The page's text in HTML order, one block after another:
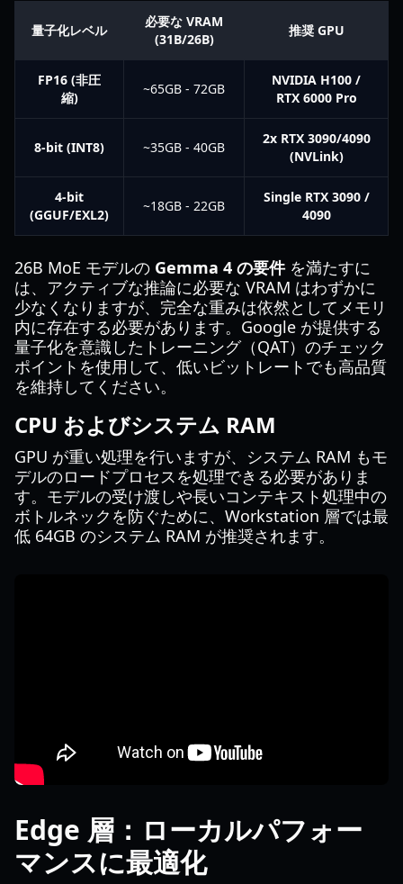
量子化レベル
必要な VRAM
(31B/26B)
推奨 GPU
FP16 (非圧
縮)
~65GB - 72GB
NVIDIA H100 /
RTX 6000 Pro
8-bit (INT8) ~35GB - 40GB
2x RTX 3090/4090
(NVLink)
4-bit
(GGUF/EXL2)
~18GB - 22GB
Single RTX 3090 /
4090
26B MoE モデルの Gemma 4 の要件を満たすに
は、アクティブな推論に必要な VRAM はわずかに
少なくなりますが、完全な重みは依然としてメモリ
内に存在する必要があります。Google が提供する
量子化を意識したトレーニング（QAT）のチェック
ポイントを使用して、低いビットレートでも高品質
を維持してください。
CPU およびシステム RAM
GPU が重い処理を行いますが、システム RAM もモ
デルのロードプロセスを処理できる必要がありま
す。モデルの受け渡しや長いコンテキスト処理中の
ボトルネックを防ぐために、Workstation 層では最
低 64GB のシステム RAM が推奨されます。
Edge 層：ローカルパフォー
マンスに最適化